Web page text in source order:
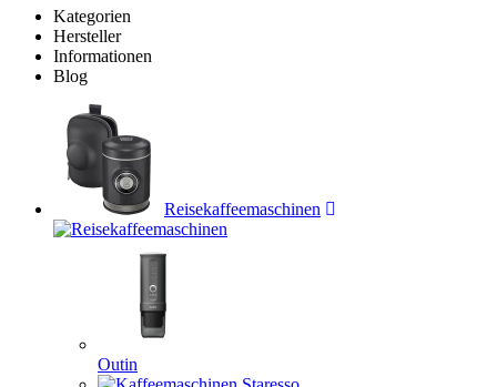
Kategorien
Hersteller
Informationen
Blog
Reisekaffeemaschinen
Outin